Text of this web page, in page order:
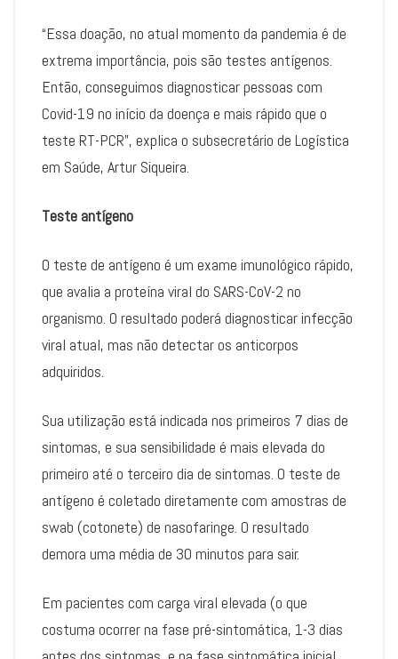
“Essa doação, no atual momento da pandemia é de
extrema importância, pois são testes antígenos.
Então, conseguimos diagnosticar pessoas com
Covid-19 no início da doença e mais rápido que o
teste RT-PCR”, explica o subsecretário de Logística
em Saúde, Artur Siqueira.
Teste antígeno
O teste de antígeno é um exame imunológico rápido,
que avalia a proteína viral do SARS-CoV-2 no
organismo. O resultado poderá diagnosticar infecção
viral atual, mas não detectar os anticorpos
adquiridos.
Sua utilização está indicada nos primeiros 7 dias de
sintomas, e sua sensibilidade é mais elevada do
primeiro até o terceiro dia de sintomas. O teste de
antígeno é coletado diretamente com amostras de
swab (cotonete) de nasofaringe. O resultado
demora uma média de 30 minutos para sair.
Em pacientes com carga viral elevada (o que
costuma ocorrer na fase pré-sintomática, 1-3 dias